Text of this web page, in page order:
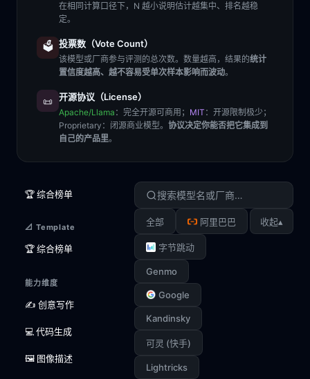
在相同计算口径下，N 越小说明估计越集中、排名越稳
定。
🗳️ 投票数（Vote Count）
该模型或厂商参与评测的总次数。数量越高，结果的统计
置信度越高、越不容易受单次样本影响而波动。
📜 开源协议（License）
Apache/Llama ：完全开源可商用； MIT ：开源限制极少；
Proprietary ：闭源商业模型。 协议决定你能否把它集成到
自己的产品里。
🏆 综合榜单
📐 Template
🏆 综合榜单
能力维度
✍️ 创意写作
💻 代码生成
🖼️ 图像描述
全部 阿里巴巴
字节跳动
Genmo
Google
Kandinsky
可灵 (快手)
Lightricks
收起▴